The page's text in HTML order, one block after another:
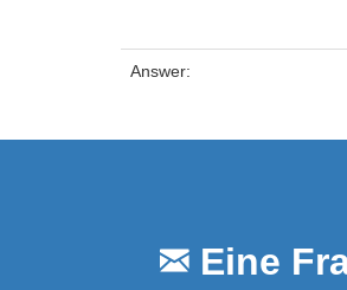
Answer:
Eine